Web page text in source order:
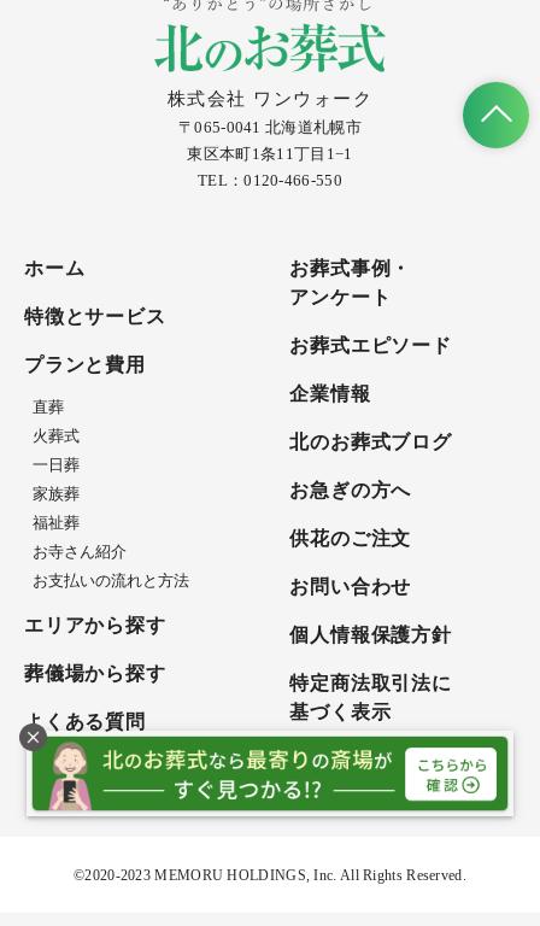
株式会社 ワンウォーク
〒065-0041 北海道札幌市
東区本町1条11丁目1−1
TEL：0120-466-550
ホーム
特徴とサービス
プランと費用
直葬
火葬式
一日葬
家族葬
福祉葬
お寺さん紹介
お支払いの流れと方法
エリアから探す
葬儀場から探す
よくある質問
お葬式事例・
アンケート
お葬式エピソード
企業情報
北のお葬式ブログ
お急ぎの方へ
供花のご注文
お問い合わせ
個人情報保護方針
特定商法取引法に
基づく表示
サイトマップ
©2020-2023 MEMORU HOLDINGS, Inc. All Rights Reserved.